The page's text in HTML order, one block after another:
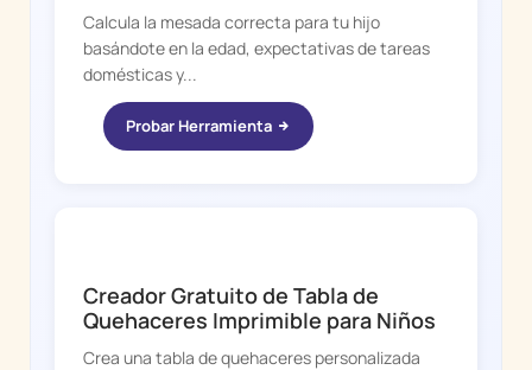
Calcula la mesada correcta para tu hijo
basándote en la edad, expectativas de tareas
domésticas y...
Probar Herramienta
Creador Gratuito de Tabla de
Quehaceres Imprimible para Niños
Crea una tabla de quehaceres personalizada